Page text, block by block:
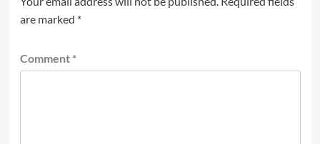
are marked *
Comment *